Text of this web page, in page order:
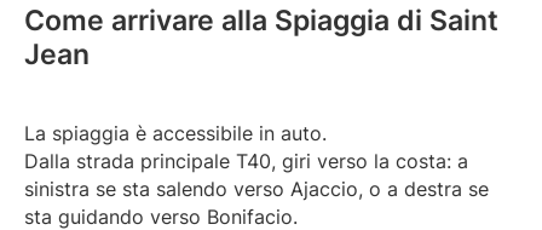
Come arrivare alla Spiaggia di Saint
Jean
La spiaggia è accessibile in auto.
Dalla strada principale T40, giri verso la costa: a
sinistra se sta salendo verso Ajaccio, o a destra se
sta guidando verso Bonifacio.